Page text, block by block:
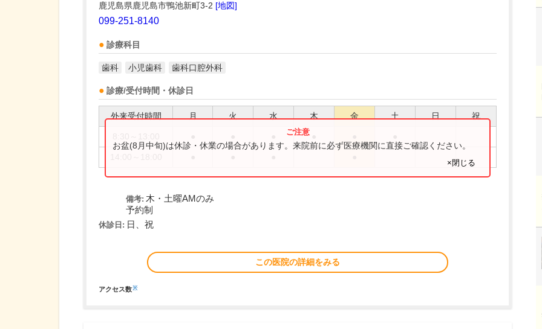
鹿児島県鹿児島市鴨池新町3-2 [地図]
099-251-8140
診療科目
歯科 小児歯科 歯科口腔外科
診療/受付時間・休診日
外来受付時間 月 火 水 木 金 土 日 祝
お盆(8月中旬)は休診・休業の場合があります。来院前に必ず医療機関に直接ご確認ください。
×閉じる
備考: 木・土曜AMのみ
予約制
休診日: 日、祝
この医院の詳細をみる
アクセス数※